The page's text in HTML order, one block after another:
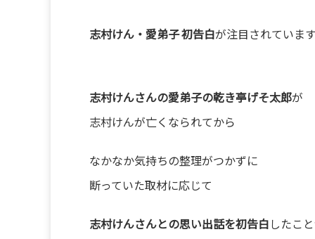
志村けん・愛弟子 初告白が注目されていま
志村けんさんの愛弟子の乾き亭げそ太郎が
志村けんが亡くなられてから
なかなか気持ちの整理がつかずに
断っていた取材に応じて
志村けんさんとの思い出話を初告白 したこ